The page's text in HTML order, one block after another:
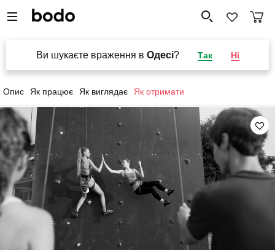
Ви шукаєте враження в Одесі? Так Ні
Опис Як працює Як виглядає Як отримати